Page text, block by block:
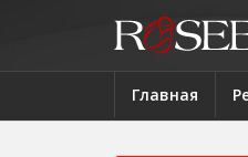
Главная